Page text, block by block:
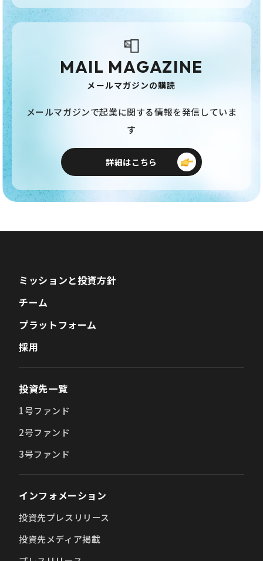
📮
MAIL MAGAZINE
メールマガジンの購読
メールマガジンで起業に関する情報を発信していま
す
詳細はこちら
ミッションと投資方針
チーム
プラットフォーム
採用
投資先一覧
1号ファンド
2号ファンド
3号ファンド
インフォメーション
投資先プレスリリース
投資先メディア掲載